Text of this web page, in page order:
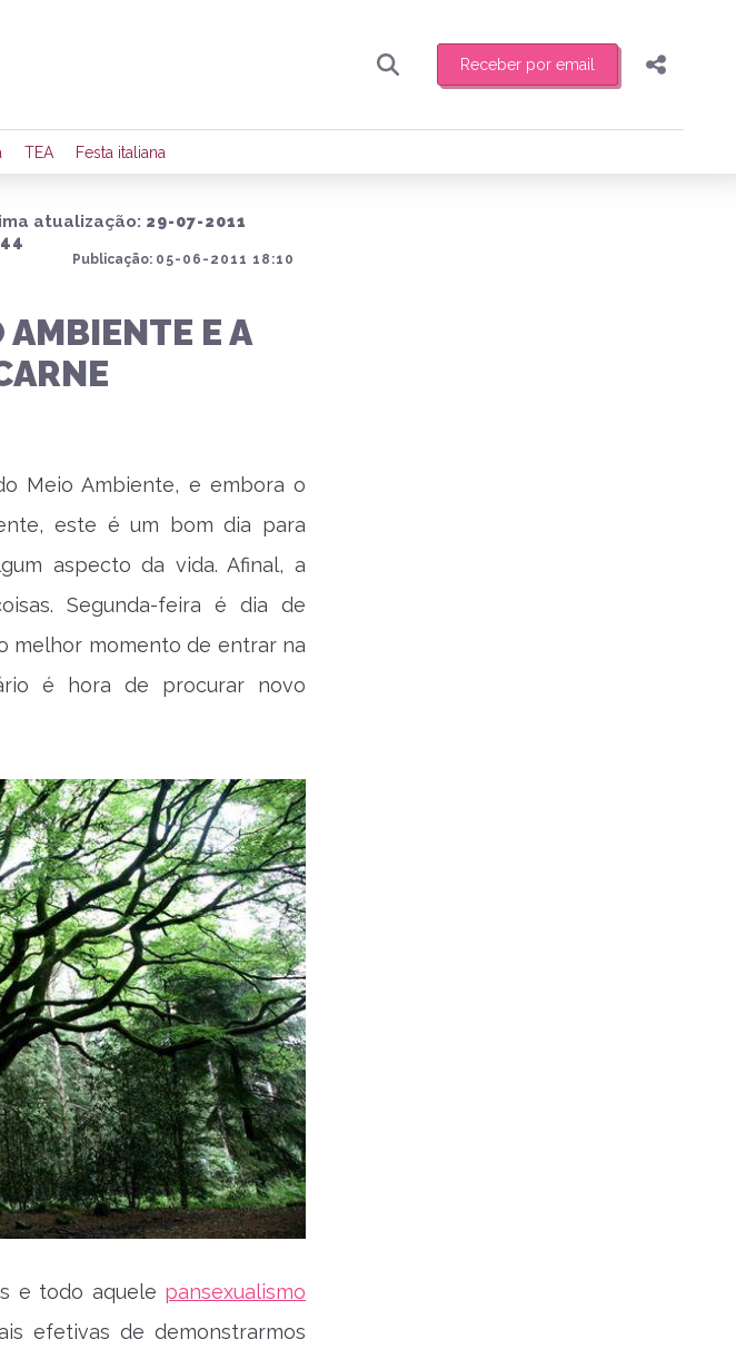
Receber por email
seus dados para receber toda sexta-feira de manhã o resumo
eventos e notícias da região.
Compartilhar
TEA Festa italiana
atualização: 29-07-2011
Publicação: 05-06-2011 18:10
E A
Meio Ambiente, e embora o
este é um bom dia para
aspecto da vida. Afinal, a
Segunda-feira é dia de
melhor momento de entrar na
é hora de procurar novo
e todo aquele pansexualismo
efetivas de demonstrarmos